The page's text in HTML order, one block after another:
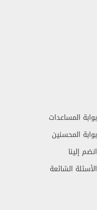
بوابة المساعدات
بوابة المحسنين
انضم إلينا
الأسئلة الشائعة